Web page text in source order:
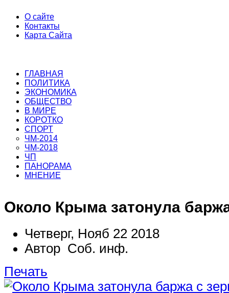
О сайте
Контакты
Карта Сайта
ГЛАВНАЯ
ПОЛИТИКА
ЭКОНОМИКА
ОБЩЕСТВО
В МИРЕ
КОРОТКО
СПОРТ
ЧМ-2014
ЧМ-2018
ЧП
ПАНОРАМА
МНЕНИЕ
Около Крыма затонула
Четверг, Нояб 22 2018
Автор Соб. инф.
Печать